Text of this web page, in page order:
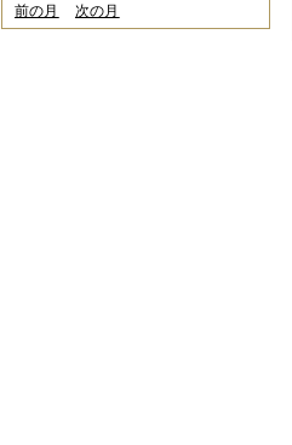
2020年06月（2件）
2020年04月（4件）
前の月 次の月